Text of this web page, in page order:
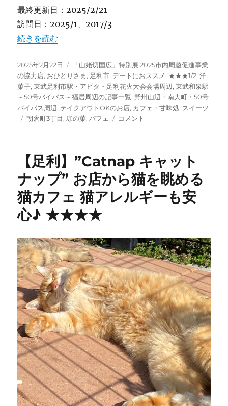
最終更新日：2025/2/21
訪問日：2025/1、2017/3
“【足利】”珈の菓” 住宅街にあるこだわりのコーヒーと
続きを読む
投
稿
日:
2025年2月22日
カ
テ
ゴ
リ
ー
「山姥切国広」特別展 2025市内周遊促進事業
の協力店, おひとりさま , 足利市,デートにおススメ, ★★★1/2,洋
菓子,東武足利市駅・アピタ・足利花火大会会場周辺,東武和泉駅
～50号バイパス～福居周辺の記事一覧, 野州山辺・南大町・50号
バイパス周辺, テイクアウトOKのお店, カフェ・甘味処, スイーツ
タ
朝倉町3丁目,珈の菓, パフェ
【足
住
宅
街
あ
わ
り
の
コ
ー
ヒ
ー
と
豪
華
な
パ
フ
ェ！
に
コメント
【足利】”Catnap キャット
ナップ” お店から猫を眺める
猫カフェ 猫アレルギーも安
心♪ ★★★★